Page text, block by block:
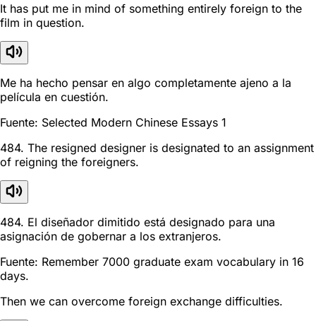
It has put me in mind of something entirely foreign to the
film in question.
Me ha hecho pensar en algo completamente ajeno a la
película en cuestión.
Fuente: Selected Modern Chinese Essays 1
484. The resigned designer is designated to an assignment
of reigning the foreigners.
484. El diseñador dimitido está designado para una
asignación de gobernar a los extranjeros.
Fuente: Remember 7000 graduate exam vocabulary in 16
days.
Then we can overcome foreign exchange difficulties.